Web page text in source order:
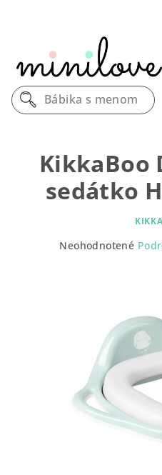
Bábika s menom
KikkaBoo
sedátko
Neohodnotené